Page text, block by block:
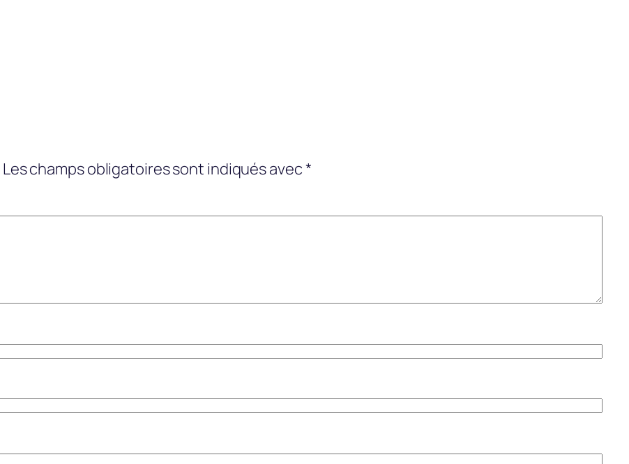
Les champs obligatoires sont indiqués avec*